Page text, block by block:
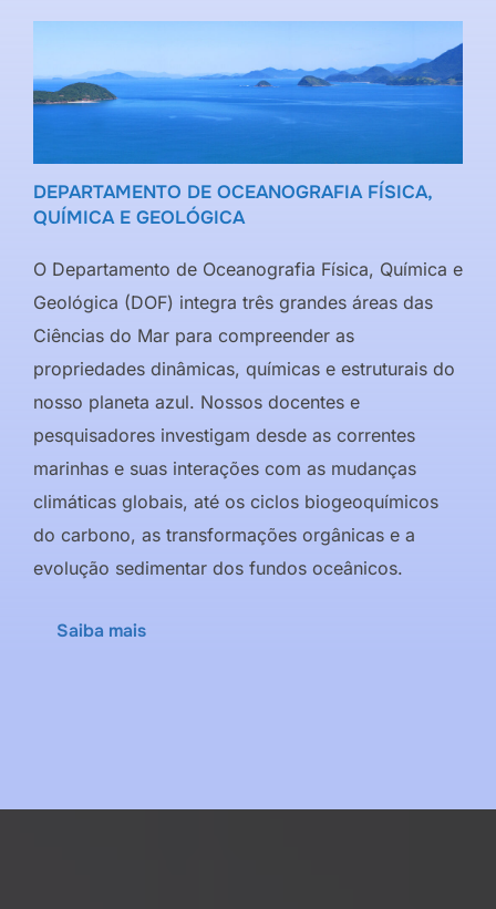
DEPARTAMENTO DE OCEANOGRAFIA FÍSICA,
QUÍMICA E GEOLÓGICA
O Departamento de Oceanografia Física, Química e
Geológica (DOF) integra três grandes áreas das
Ciências do Mar para compreender as
propriedades dinâmicas, químicas e estruturais do
nosso planeta azul. Nossos docentes e
pesquisadores investigam desde as correntes
marinhas e suas interações com as mudanças
climáticas globais, até os ciclos biogeoquímicos
do carbono, as transformações orgânicas e a
evolução sedimentar dos fundos oceânicos.
Saiba mais